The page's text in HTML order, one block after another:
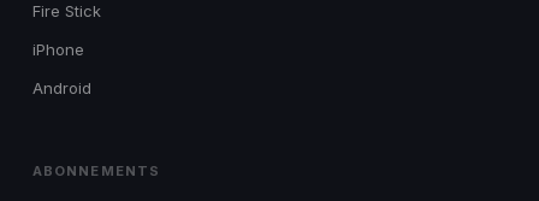
Fire Stick
iPhone
Android
ABONNEMENTS